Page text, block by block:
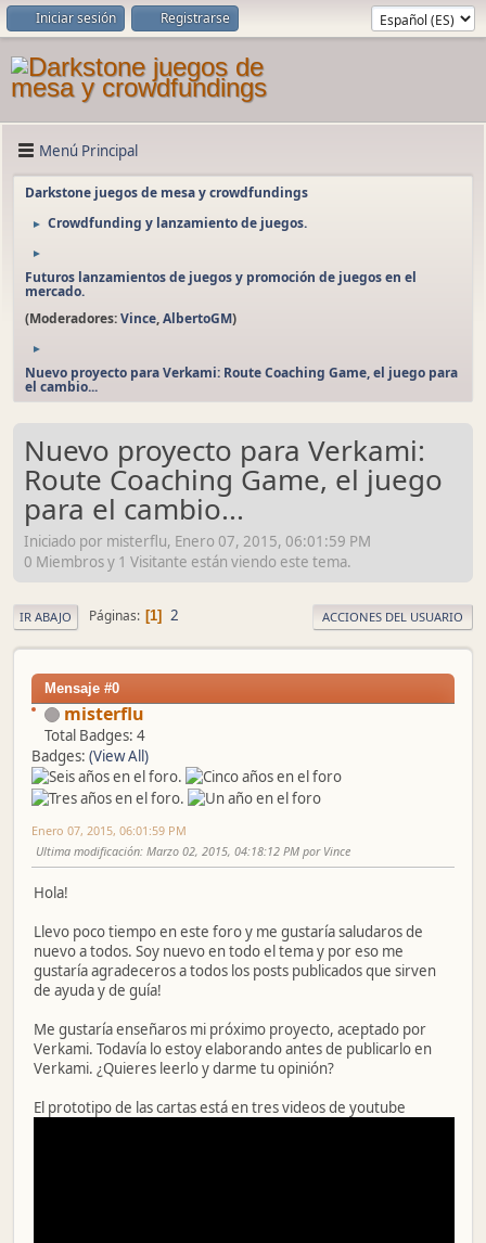
Iniciar sesión Registrarse
Menú Principal
Darkstone juegos de mesa y crowdfundings
► Crowdfunding y lanzamiento de juegos.
►
Futuros lanzamientos de juegos y promoción de juegos en el
mercado.
(Moderadores:Vince,AlbertoGM)
►
Nuevo proyecto para Verkami: Route Coaching Game, el juego para
el cambio...
Nuevo proyecto para Verkami:
Route Coaching Game, el juego
para el cambio...
Iniciado por misterflu, Enero 07, 2015, 06:01:59 PM
0 Miembros y 1 Visitante están viendo este tema.
IR ABAJO Páginas 1 2 ACCIONES DEL USUARIO
Mensaje #0
misterflu
Total Badges: 4
Badges: (View All)
Enero 07, 2015, 06:01:59 PM
Ultima modificación: Marzo 02, 2015, 04:18:12 PM por Vince
Hola!
Llevo poco tiempo en este foro y me gustaría saludaros de
nuevo a todos. Soy nuevo en todo el tema y por eso me
gustaría agradeceros a todos los posts publicados que sirven
de ayuda y de guía!
Me gustaría enseñaros mi próximo proyecto, aceptado por
Verkami. Todavía lo estoy elaborando antes de publicarlo en
Verkami. ¿Quieres leerlo y darme tu opinión?
El prototipo de las cartas está en tres videos de youtube